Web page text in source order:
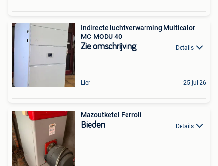
Indirecte luchtverwarming Multicalor
MC-MODU 40
Zie omschrijving Details
Lier 25 jul 26
Mazoutketel Ferroli
Bieden Details